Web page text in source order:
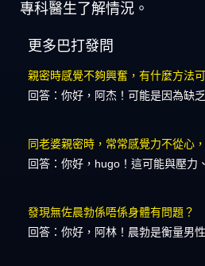
專科醫生了解情況。
更多巴打發問
親密時感覺不夠興奮，有什麼方法
回答：你好，阿杰！可能是因為缺
同老婆親密時，常常感覺力不從心
回答：你好，hugo！這可能與壓力
發現無佐晨勃係唔係身體有問題？
回答：你好，阿林！晨勃是衡量男